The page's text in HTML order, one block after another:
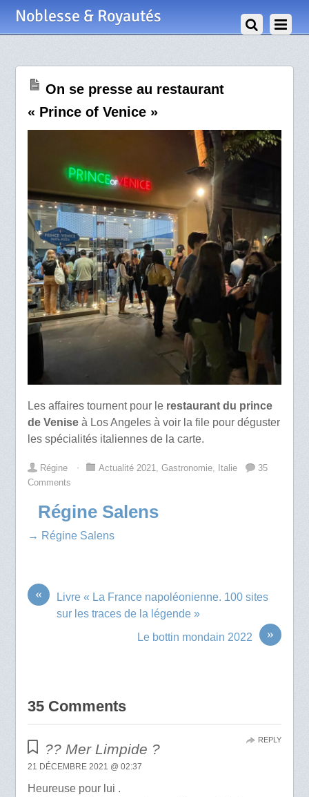
Noblesse & Royautés
On se presse au restaurant
« Prince of Venice »
Les affaires tournent pour le restaurant du prince
de Veniseà Los Angeles à voir la file pour déguster
les spécialités italiennes de la carte.
Régine ⋅ Actualité 2021, Gastronomie, Italie
35
Comments
Régine Salens
→ Régine Salens
«
Livre « La France napoléonienne. 100 sites
sur les traces de la légende »
»
Le bottin mondain 2022
35 Comments
?? Mer Limpide ?
21 DÉCEMBRE 2021 @ 02:37
Heureuse pour lui .
REPLY